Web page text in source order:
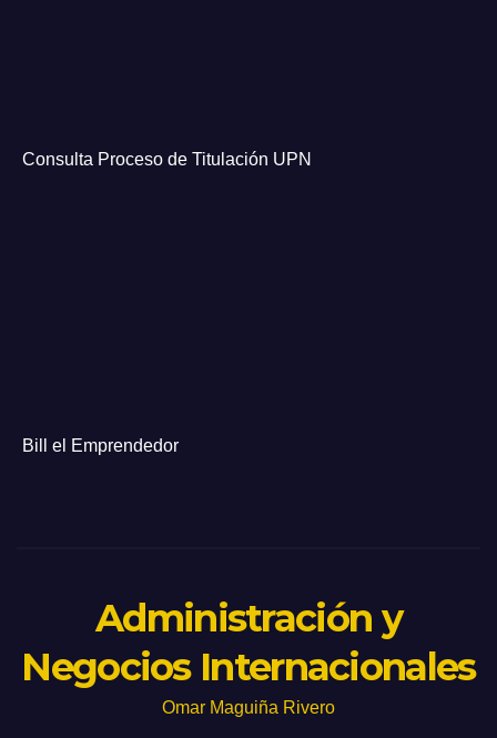
Consulta Proceso de Titulación UPN
Bill el Emprendedor
Administración y
Negocios Internacionales
Omar Maguiña Rivero